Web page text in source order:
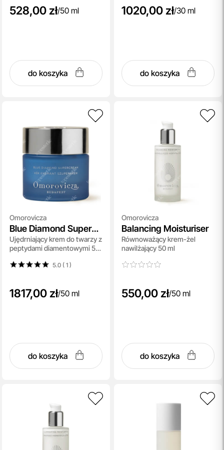
528,00 zł/50 ml
do koszyka
1020,00 zł/30 ml
do koszyka
Omorovicza
Blue Diamond Super
Cream
Ujędrniający krem ​​do twarzy z
peptydami diamentowymi 50
5.0 ( 1)
1817,00 zł/50 ml
do koszyka
Omorovicza
Balancing Moisturiser
Równoważący krem-żel ​​
nawilżający 50 ml
550,00 zł/50 ml
do koszyka